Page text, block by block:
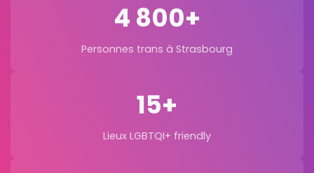
4 800+
Personnes trans à Strasbourg
15+
Lieux LGBTQI+ friendly